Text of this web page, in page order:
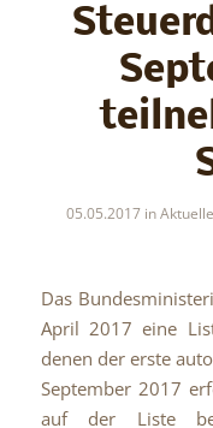
05.05.2017 in
Das
April 2017 eine
denen der erste
September 2017
auf der Liste